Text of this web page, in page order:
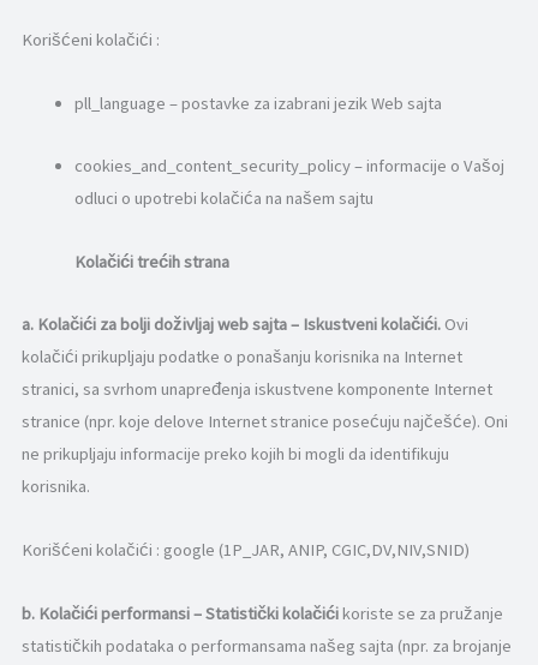
Korišćeni kolačići :
pll_language – postavke za izabrani jezik Web sajta
cookies_and_content_security_policy – informacije o Vašoj
odluci o upotrebi kolačića na našem sajtu
Kolačići trećih strana
a. Kolačići za bolji doživljaj web sajta – Iskustveni kolačići. Ovi
kolačići prikupljaju podatke o ponašanju korisnika na Internet
stranici, sa svrhom unapređenja iskustvene komponente Internet
stranice (npr. koje delove Internet stranice posećuju najčešće). Oni
ne prikupljaju informacije preko kojih bi mogli da identifikuju
korisnika.
Korišćeni kolačići : google (1P_JAR, ANIP, CGIC,DV,NIV,SNID)
b. Kolačići performansi –Statistički kolačićikoriste se za pružanje
statističkih podataka o performansama našeg sajta (npr. za brojanje